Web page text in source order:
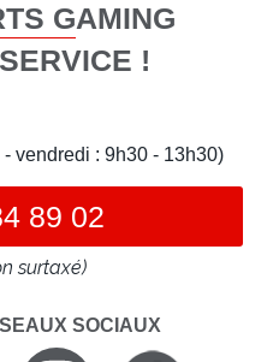
GAMING
!
vendredi : 9h30 - 13h30)
89 02
surtaxé)
SOCIAUX